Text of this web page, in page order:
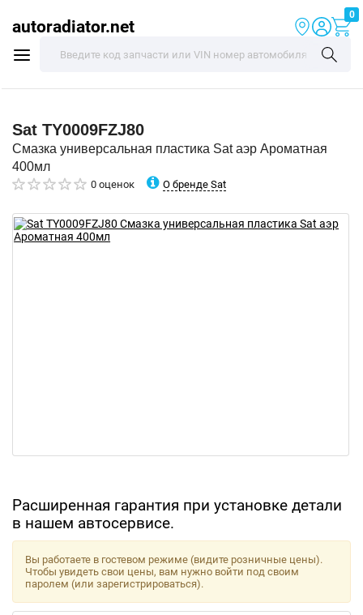
autoradiator.net
0
Sat TY0009FZJ80
Смазка универсальная пластика Sat аэр Ароматная
400мл
0 оценок О бренде Sat
Расширенная гарантия при установке детали
в нашем автосервисе.
Вы работаете в гостевом режиме (видите розничные цены).
Чтобы увидеть свои цены, вам нужно войти под своим
паролем (или зарегистрироваться).